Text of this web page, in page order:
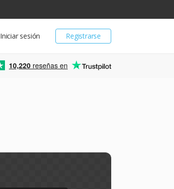
Registrarse
Iniciar sesión
10,220 reseñas en